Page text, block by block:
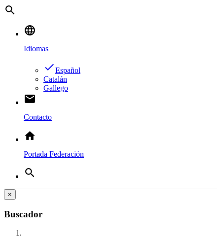
search
language
Idiomas
doneEspañol
Catalán
Gallego
email
Contacto
home
Portada Federación
search
×
Buscador